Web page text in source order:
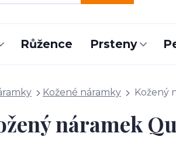
Růžence Prsteny
Kožené náramky Kožený
náramek